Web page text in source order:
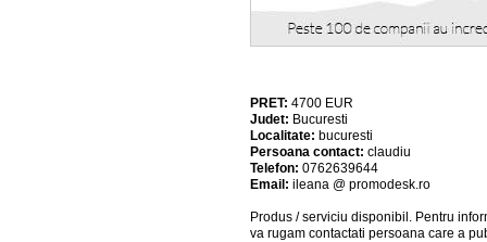
PRET: 4700 EUR
Judet: Bucuresti
Localitate: bucuresti
Persoana contact: claudiu
Telefon: 0762639644
Email: ileana @ promodesk.ro
Produs / serviciu disponibil . Pentru
va rugam contactati persoana care a